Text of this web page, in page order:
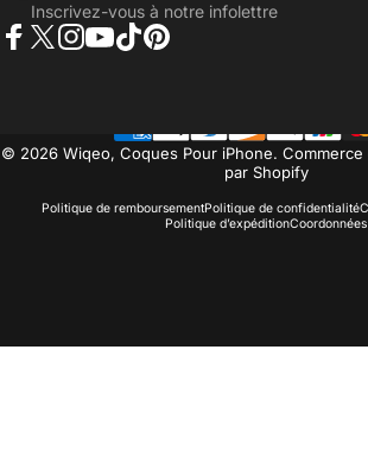
Inscrivez-vous à notre infolettre
© 2026 Wiqeo, Coques Pour iPhone.
par Shopify
Politique de remboursementPolitique de confidentialité
Politique d’expéditionCoordonnées